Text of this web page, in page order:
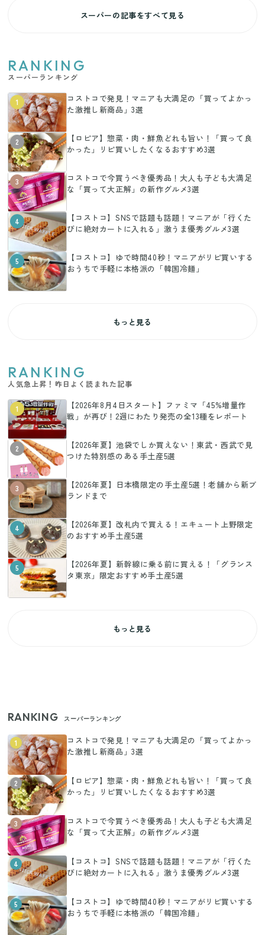
スーパーの記事をすべて見る
RANKING
スーパーランキング
1
コストコで発見！マニアも大満足の「買ってよかっ
た激推し新商品」3選
2
【ロピア】惣菜・肉・鮮魚どれも旨い！「買って良
かった」リピ買いしたくなるおすすめ3選
3
コストコで今買うべき優秀品！大人も子ども大満足
な「買って大正解」の新作グルメ3選
4
【コストコ】SNSで話題も話題！マニアが「行くた
びに絶対カートに入れる」激うま優秀グルメ3選
5
【コストコ】ゆで時間40秒！マニアがリピ買いする
おうちで手軽に本格派の「韓国冷麺」
もっと見る
RANKING
人気急上昇！昨日よく読まれた記事
1
【2026年8月4日スタート】ファミマ「45%増量作
戦」が再び！2週にわたり発売の全13種をレポート
2
【2026年夏】池袋でしか買えない！東武・西武で見
つけた特別感のある手土産5選
3
【2026年夏】日本橋限定の手土産5選！老舗から新ブ
ランドまで
4
【2026年夏】改札内で買える！エキュート上野限定
のおすすめ手土産5選
5
【2026年夏】新幹線に乗る前に買える！「グランス
タ東京」限定おすすめ手土産5選
もっと見る
RANKING スーパーランキング
1
コストコで発見！マニアも大満足の「買ってよかっ
た激推し新商品」3選
2
【ロピア】惣菜・肉・鮮魚どれも旨い！「買って良
かった」リピ買いしたくなるおすすめ3選
3
コストコで今買うべき優秀品！大人も子ども大満足
な「買って大正解」の新作グルメ3選
4
【コストコ】SNSで話題も話題！マニアが「行くた
びに絶対カートに入れる」激うま優秀グルメ3選
5
【コストコ】ゆで時間40秒！マニアがリピ買いする
おうちで手軽に本格派の「韓国冷麺」